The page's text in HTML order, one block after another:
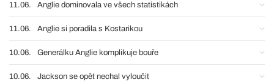
11.06. Anglie dominovala ve všech statistikách
11.06. Anglie si poradila s Kostarikou
10.06. Generálku Anglie komplikuje bouře
10.06. Jackson se opět nechal vyloučit